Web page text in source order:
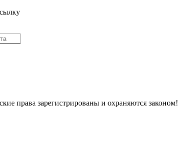
права зарегистрированы и охраняются законом!